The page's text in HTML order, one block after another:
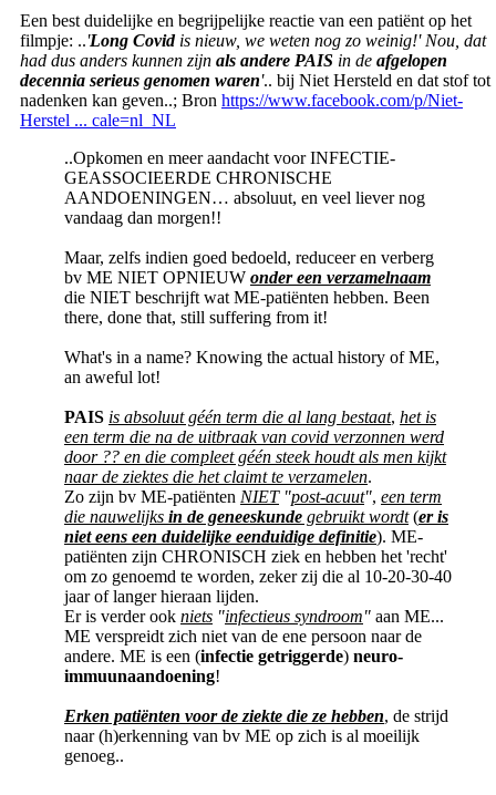
Een best duidelijke en begrijpelijke reactie van een patiënt op het
filmpje: ..'Long Covidis nieuw, we weten nog zo weinig!' Nou, dat
had dus anders kunnen zijn als andere PAIS in de afgelopen
decennia serieus genomen waren'.. bij Niet Hersteld en dat stof tot
nadenken kan geven..; Bron https://www.facebook.com/p/Niet-
Herstel ... cale=nl_NL
..Opkomen en meer aandacht voor INFECTIE-
GEASSOCIEERDE CHRONISCHE
AANDOENINGEN… absoluut, en veel liever nog
vandaag dan morgen!!
Maar, zelfs indien goed bedoeld, reduceer en verberg
bv ME NIET OPNIEUW onder een verzamelnaam
die NIET beschrijft wat ME-patiënten hebben. Been
there, done that, still suffering from it!
What's in a name? Knowing the actual history of ME,
an aweful lot!
PAIS is absoluut géén term die al lang bestaat, het is
een term die na de uitbraak van covid verzonnen werd
door ?? en die compleet géén steek houdt als men kijkt
naar de ziektes die het claimt te verzamelen.
Zo zijn bv ME-patiënten NIET "post-acuut", een term
die nauwelijks in de geneeskunde gebruikt wordt(er is
niet eens een duidelijke eenduidige definitie). ME-
patiënten zijn CHRONISCH ziek en hebben het 'recht'
om zo genoemd te worden, zeker zij die al 10-20-30-40
jaar of langer hieraan lijden.
Er is verder ook niets "infectieus syndroom" aan ME...
ME verspreidt zich niet van de ene persoon naar de
andere. ME is een (infectie getriggerde) neuro-
immuunaandoening!
Erken patiënten voor de ziekte die ze hebben, de strijd
naar (h)erkenning van bv ME op zich is al moeilijk
genoeg..